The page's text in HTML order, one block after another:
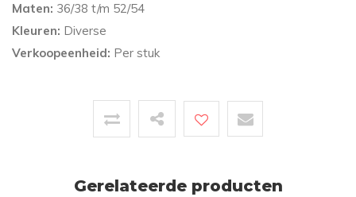
Maten: 36/38 t/m 52/54
Kleuren: Diverse
Verkoopeenheid: Per stuk
Gerelateerde producten